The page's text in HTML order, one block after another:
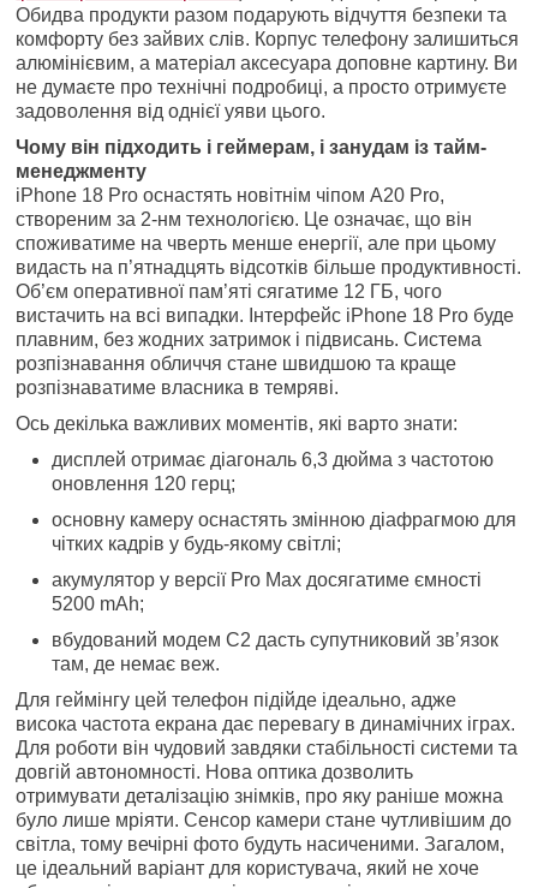
Обидва продукти разом подарують відчуття безпеки та
комфорту без зайвих слів. Корпус телефону залишиться
алюмінієвим, а матеріал аксесуара доповне картину. Ви
не думаєте про технічні подробиці, а просто отримуєте
задоволення від однієї уяви цього.
Чому він підходить і геймерам, і занудам із тайм-
менеджменту
iPhone 18 Pro оснастять новітнім чіпом A20 Pro,
створеним за 2-нм технологією. Це означає, що він
споживатиме на чверть менше енергії, але при цьому
видасть на п’ятнадцять відсотків більше продуктивності.
Об’єм оперативної пам’яті сягатиме 12 ГБ, чого
вистачить на всі випадки. Інтерфейс iPhone 18 Pro буде
плавним, без жодних затримок і підвисань. Система
розпізнавання обличчя стане швидшою та краще
розпізнаватиме власника в темряві.
Ось декілька важливих моментів, які варто знати:
дисплей отримає діагональ 6,3 дюйма з частотою
оновлення 120 герц;
основну камеру оснастять змінною діафрагмою для
чітких кадрів у будь-якому світлі;
акумулятор у версії Pro Max досягатиме ємності
5200 mAh;
вбудований модем C2 дасть супутниковий зв’язок
там, де немає веж.
Для геймінгу цей телефон підійде ідеально, адже
висока частота екрана дає перевагу в динамічних іграх.
Для роботи він чудовий завдяки стабільності системи та
довгій автономності. Нова оптика дозволить
отримувати деталізацію знімків, про яку раніше можна
було лише мріяти. Сенсор камери стане чутливішим до
світла, тому вечірні фото будуть насиченими. Загалом,
це ідеальний варіант для користувача, який не хоче